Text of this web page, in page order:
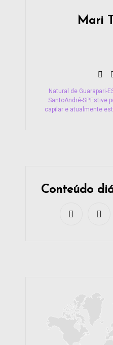
Mari
Natural de Guarapari-
SantoAndré-SP.Estive
capilar e atualmente
Conteúdo